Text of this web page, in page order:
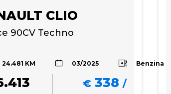
CLIO
90CV Techno
24.481 KM 03/2025 Benzina
€ 338 /